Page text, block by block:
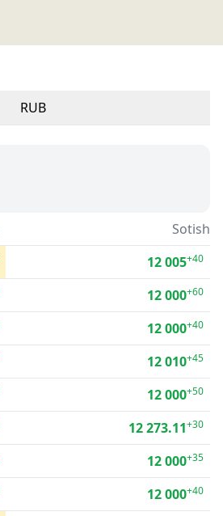
RUB
Sotish
12 005+40
12 000+60
12 000+40
12 010+45
12 000+50
12 273.11+30
12 000+35
12 000+40